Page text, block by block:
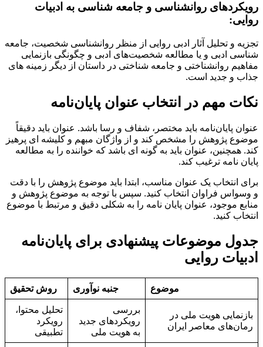
رویکردهای روانشناسی و جامعه شناسی به ادبیات
روایی:
تجزیه و تحلیل آثار ادبی روایی از منظر روانشناسی شخصیت، جامعه
شناسی ادبی و یا مطالعه شخصیت‌های ادبی و چگونگی بازنمایی
مفاهیم روانشناختی و جامعه شناختی در داستان از دیگر زمینه های
جذاب و جدید است.
نکات مهم در انتخاب عنوان پایان‌نامه
عنوان پایان‌نامه باید مختصر، شفاف و رسا باشد. عنوان باید دقیقاً
موضوع پژوهش را مشخص کند و از واژگان مبهم و کلیشه ای پرهیز
کند. همچنین، عنوان باید به گونه ای باشد که خواننده را به مطالعه
پایان نامه ترغیب کند.
برای انتخاب یک عنوان مناسب، ابتدا باید موضوع پژوهش را با دقت
و وسواس فراوان انتخاب کنید. سپس با توجه به موضوع پژوهش و
منابع موجود، عنوان پایان نامه را به شکلی دقیق و مرتبط با موضوع
انتخاب کنید.
جدول موضوعات پیشنهادی برای پایان‌نامه
ادبیات روایی
موضوع جنبه نوآوری روش تحقیق
بازنمایی هویت ملی در
رمان‌های معاصر ایران
بررسی
رویکردهای جدید
به هویت ملی
تحلیل محتوا،
رویکرد
تطبیقی